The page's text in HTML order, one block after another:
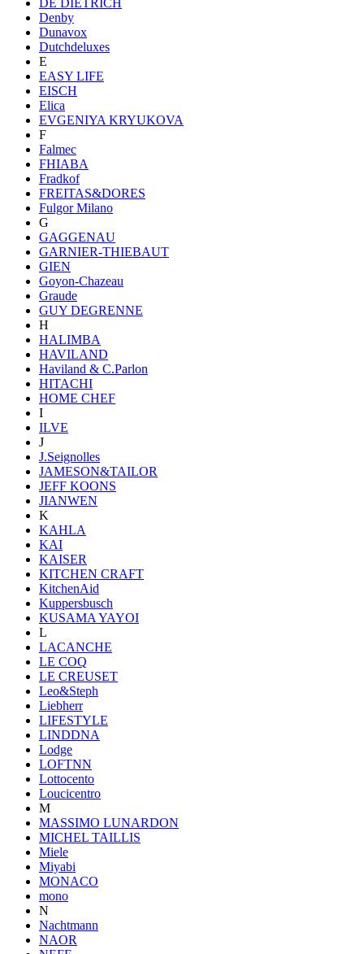
Denby
Dunavox
Dutchdeluxes
E
EASY LIFE
EISCH
Elica
EVGENIYA KRYUKOVA
F
Falmec
FHIABA
Fradkof
FREITAS&DORES
Fulgor Milano
G
GAGGENAU
GARNIER-THIEBAUT
GIEN
Goyon-Chazeau
Graude
GUY DEGRENNE
H
HALIMBA
HAVILAND
Haviland & C.Parlon
HITACHI
HOME CHEF
I
ILVE
J
J.Seignolles
JAMESON&TAILOR
JEFF KOONS
JIANWEN
K
KAHLA
KAI
KAISER
KITCHEN CRAFT
KitchenAid
Kuppersbusch
KUSAMA YAYOI
L
LACANCHE
LE COQ
LE CREUSET
Leo&Steph
Liebherr
LIFESTYLE
LINDDNA
Lodge
LOFTNN
Lottocento
Loucicentro
M
MASSIMO LUNARDON
MICHEL TAILLIS
Miele
Miyabi
MONACO
mono
N
Nachtmann
NAOR